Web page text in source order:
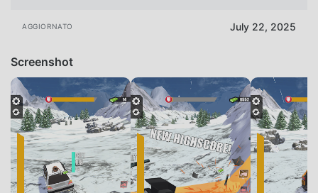
AGGIORNATO July 22, 2025
Screenshot